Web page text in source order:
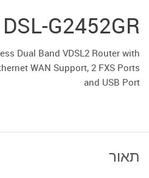
DSL-G2452GR
Dual Band VDSL2 Router with
WAN Support, 2 FXS Ports
and USB Port
תאור